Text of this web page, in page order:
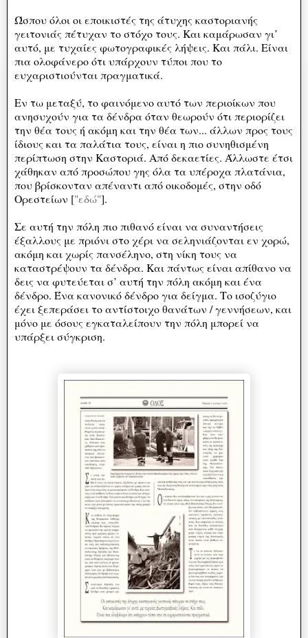
Ώσπου όλοι οι εποικιστές της άτυχης καστοριανής
γειτονιάς πέτυχαν το στόχο τους. Και καμάρωσαν γι’
αυτό, με τυχαίες φωτογραφικές λήψεις. Και πάλι. Είναι
πια ολοφάνερο ότι υπάρχουν τύποι που το
ευχαριστιούνται πραγματικά.
Εν τω μεταξύ, το φαινόμενο αυτό των περιοίκων που
ανησυχούν για τα δένδρα όταν θεωρούν ότι περιορίζει
την θέα τους ή ακόμη και την θέα των... άλλων προς τους
ίδιους και τα παλάτια τους, είναι η πιο συνηθισμένη
περίπτωση στην Καστοριά. Από δεκαετίες. Άλλωστε έτσι
χάθηκαν από προσώπου γης όλα τα υπέροχα πλατάνια,
που βρίσκονταν απέναντι από οικοδομές, στην οδό
Ορεστείων ["εδώ"].
Σε αυτή την πόλη πιο πιθανό είναι να συναντήσεις
έξαλλους με πριόνι στο χέρι να σεληνιάζονται εν χορώ,
ακόμη και χωρίς πανσέληνο, στη νίκη τους να
καταστρέψουν τα δένδρα. Και πάντως είναι απίθανο να
δεις να φυτεύεται σ’ αυτή την πόλη ακόμη και ένα
δένδρο. Ένα κανονικό δένδρο για δείγμα. Το ισοζύγιο
έχει ξεπεράσει το αντίστοιχο θανάτων / γεννήσεων, και
μόνο με όσους εγκαταλείπουν την πόλη μπορεί να
υπάρξει σύγκριση.